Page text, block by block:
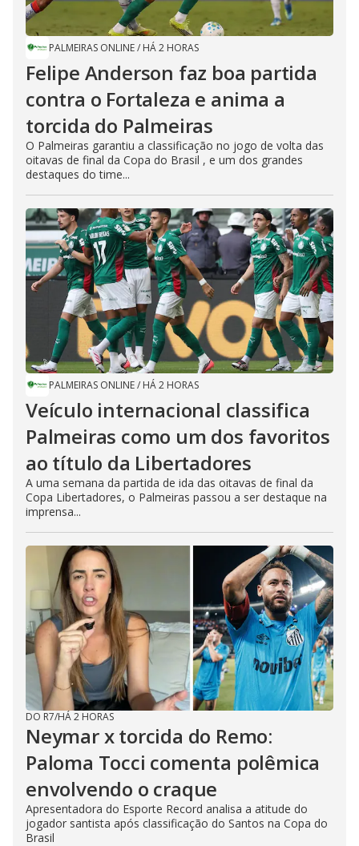
PALMEIRAS ONLINE/ HÁ 2 HORAS
Felipe Anderson faz boa partida
contra o Fortaleza e anima a
torcida do Palmeiras
O Palmeiras garantiu a classificação no jogo de volta das
oitavas de final da Copa do Brasil , e um dos grandes
destaques do time...
PALMEIRAS ONLINE/ HÁ 2 HORAS
Veículo internacional classifica
Palmeiras como um dos favoritos
ao título da Libertadores
A uma semana da partida de ida das oitavas de final da
Copa Libertadores, o Palmeiras passou a ser destaque na
imprensa...
DO R7/HÁ 2 HORAS
Neymar x torcida do Remo:
Paloma Tocci comenta polêmica
envolvendo o craque
Apresentadora do Esporte Record analisa a atitude do
jogador santista após classificação do Santos na Copa do
Brasil